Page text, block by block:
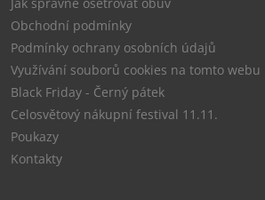
Obchodní podmínky
Podmínky ochrany osobních údajů
Využívání souborů cookies na tomto webu
Black Friday - Černý pátek
Celosvětový nákupní festival 11.11.
Poukazy
Kontakty